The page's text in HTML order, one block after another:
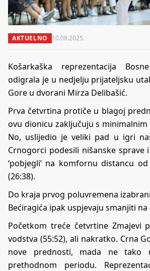
AKTUELNO 10.08.2025.
Košarkaška reprezentacija
odigrala je u nedjelju prijateljsku
Gore u dvorani Mirza Delibašić.
Prva četvrtina protiče u blagoj
ovu dionicu zaključuju s minimalnim
No, uslijedio je veliki pad u igri
Crnogorci podesili nišanske sprave
‘pobjegli’ na komfornu distancu
(26:38).
Do kraja prvog poluvremena
Bećiragića ipak uspjevaju smanjiti na
Početkom treće četvrtine Zmajevi
vodstva (55:52), ali nakratko. Crna
nove prednosti, mada ne tako
prethodnom periodu.